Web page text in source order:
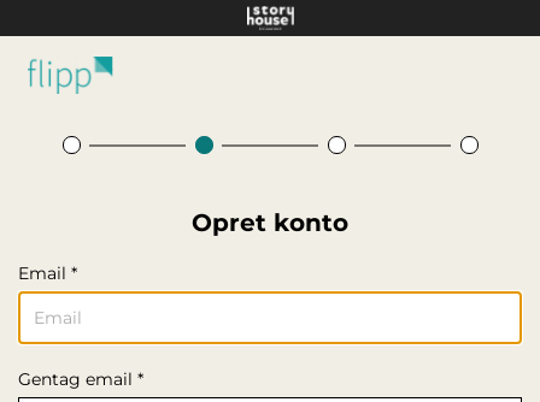
Opret konto
Email *
Gentag email *